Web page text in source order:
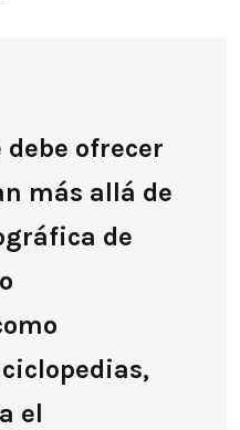
debe ofrecer
más allá de
de
el